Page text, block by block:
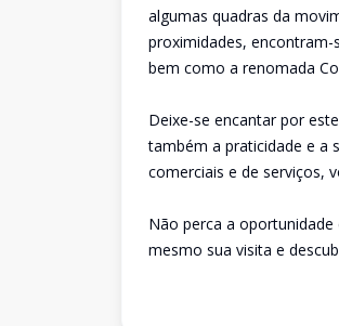
algumas quadras da
proximidades, encontram-
bem como a renomada
Deixe-se encantar por
também a praticidade e a
comerciais e de serviços,
Não perca a
mesmo sua visita e